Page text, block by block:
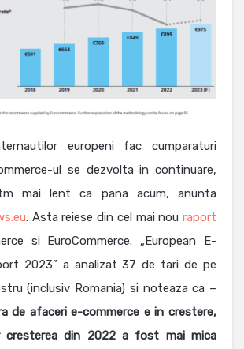
europeni fac cumparaturi
ul se dezvolta in continuare,
mai lent ca pana acum, anunta
. Asta reiese din cel mai nou raport
si EuroCommerce. „European E-
2023” a analizat 37 de tari de pe
(inclusiv Romania) si noteaza ca –
de afaceri e-commerce e in crestere,
cresterea din 2022 a fost mai mica